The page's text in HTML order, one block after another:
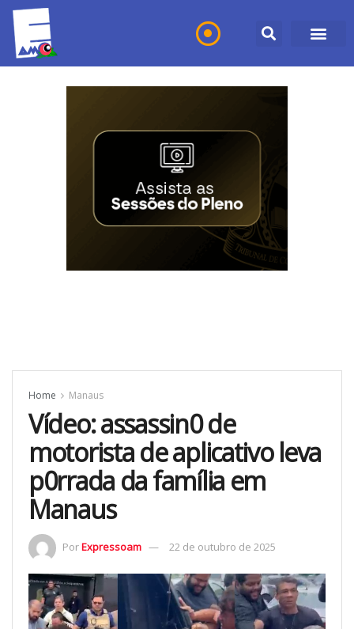
Home Manaus
Vídeo: assassin0 de
motorista de aplicativo leva
p0rrada da família em
Manaus
PorExpressoam 22 de outubro de 2025